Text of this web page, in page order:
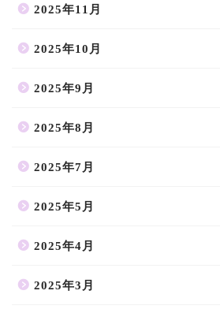
2025年11月
2025年10月
2025年9月
2025年8月
2025年7月
2025年5月
2025年4月
2025年3月